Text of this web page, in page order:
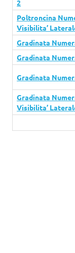
2
Poltroncina
Visibilita’
Gradinata
Gradinata
Gradinata
Gradinata
Visibilita’